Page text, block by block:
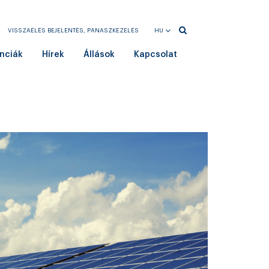
HU
VISSZAÉLÉS BEJELENTÉS, PANASZKEZELÉS
Hírek Állások Kapcsolat